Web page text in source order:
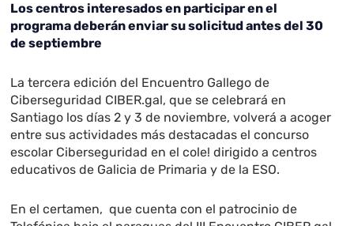
Los centros interesados en participar en el
programa deberán enviar su solicitud antes del 30
de septiembre
La tercera edición del Encuentro Gallego de
Ciberseguridad CIBER.gal, que se celebrará en
Santiago los días 2 y 3 de noviembre, volverá a acoger
entre sus actividades más destacadas el concurso
escolar Ciberseguridad en el cole! dirigido a centros
educativos de Galicia de Primaria y de la ESO.
En el certamen, que cuenta con el patrocinio de